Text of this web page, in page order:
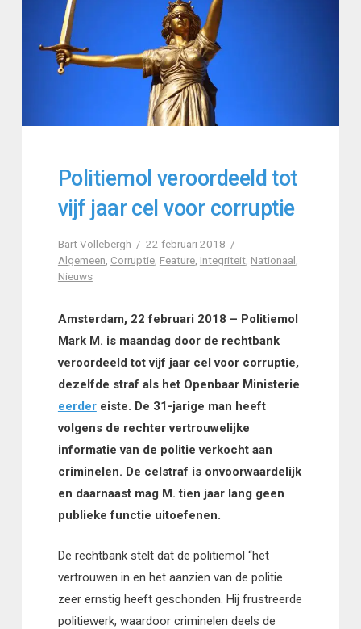
Politiemol veroordeeld tot
vijf jaar cel voor corruptie
Bart Vollebergh
22 februari 2018
Algemeen, Corruptie, Feature, Integriteit, Nationaal,
Nieuws
Amsterdam, 22 februari 2018 – Politiemol
Mark M. is maandag door de rechtbank
veroordeeld tot vijf jaar cel voor corruptie,
dezelfde straf als het Openbaar Ministerie
eerdereiste. De 31-jarige man heeft
volgens de rechter vertrouwelijke
informatie van de politie verkocht aan
criminelen. De celstraf is onvoorwaardelijk
en daarnaast mag M. tien jaar lang geen
publieke functie uitoefenen.
De rechtbank stelt dat de politiemol “het
vertrouwen in en het aanzien van de politie
zeer ernstig heeft geschonden. Hij frustreerde
politiewerk, waardoor criminelen deels de